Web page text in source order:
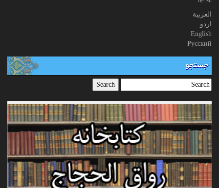
العربیة
اردو
English
Русский
جستجو